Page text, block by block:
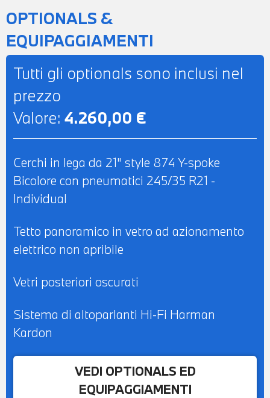
DAB - IMPIANTO AUDIO HARMAN
KARDON - COMPATIBILITA' CON
CONNECTED DRIVE SERVICES -
EMERGENZA - CLIMATIZZATORE
AUTOMATICO BIZONA - RETROVISORE
INTERNO AUTOANABBAGLIANTE -
SEDILI ANTERIORI REGOLABILI
ELETTRICAMENTE CON FUNZIONE
MEMORY LATO GUIDA - CINTURE DI
SICUREZZA M - POSSIBILITA' DI PROVA -
POSSIBILITA' DI PERMUTA - POSSIBILITA'
DI FINANZIAMENTO ANCHE PER
L'INTERO IMPORTO
OPTIONALS &
EQUIPAGGIAMENTI
Tutti gli optionals sono inclusi nel
prezzo
Valore: 4.260,00 €
Cerchi in lega da 21" style 874 Y-spoke
Bicolore con pneumatici 245/35 R21 -
Individual
Tetto panoramico in vetro ad azionamento
elettrico non apribile
Vetri posteriori oscurati
Sistema di altoparlanti Hi-Fi Harman
Kardon
VEDI OPTIONALS ED
EQUIPAGGIAMENTI